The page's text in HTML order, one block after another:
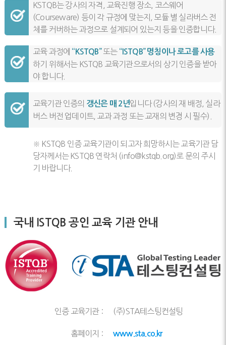
KSTQB는 강사의 자격, 교육진행 장소, 코스웨어
(Courseware) 등이 각 규정에 맞는지, 모듈 별 실라버스 전
체를 커버하는 과정으로 설계되어 있는지 등을 인증합니다.
교육 과정에 “KSTQB”또는 “ISTQB” 명칭이나 로고를 사용
하기 위해서는 KSTQB 교육기관으로서의 상기 인증을 받아
야 합니다.
교육기관 인증의 갱신은 매 2년입니다 (강사의 재 배정, 실라
버스 버전 업데이트, 교과 과정 또는 교재의 변경 시 필수).
※ KSTQB 인증 교육기관이 되고자 희망하시는 교육기관 담
당자께서는 KSTQB 연락처 (info@kstqb.org)로 문의 주시
기 바랍니다.
국내 ISTQB 공인 교육 기관 안내
인증 교육기관 : (주)STA테스팅컨설팅
홈페이지 : www.sta.co.kr